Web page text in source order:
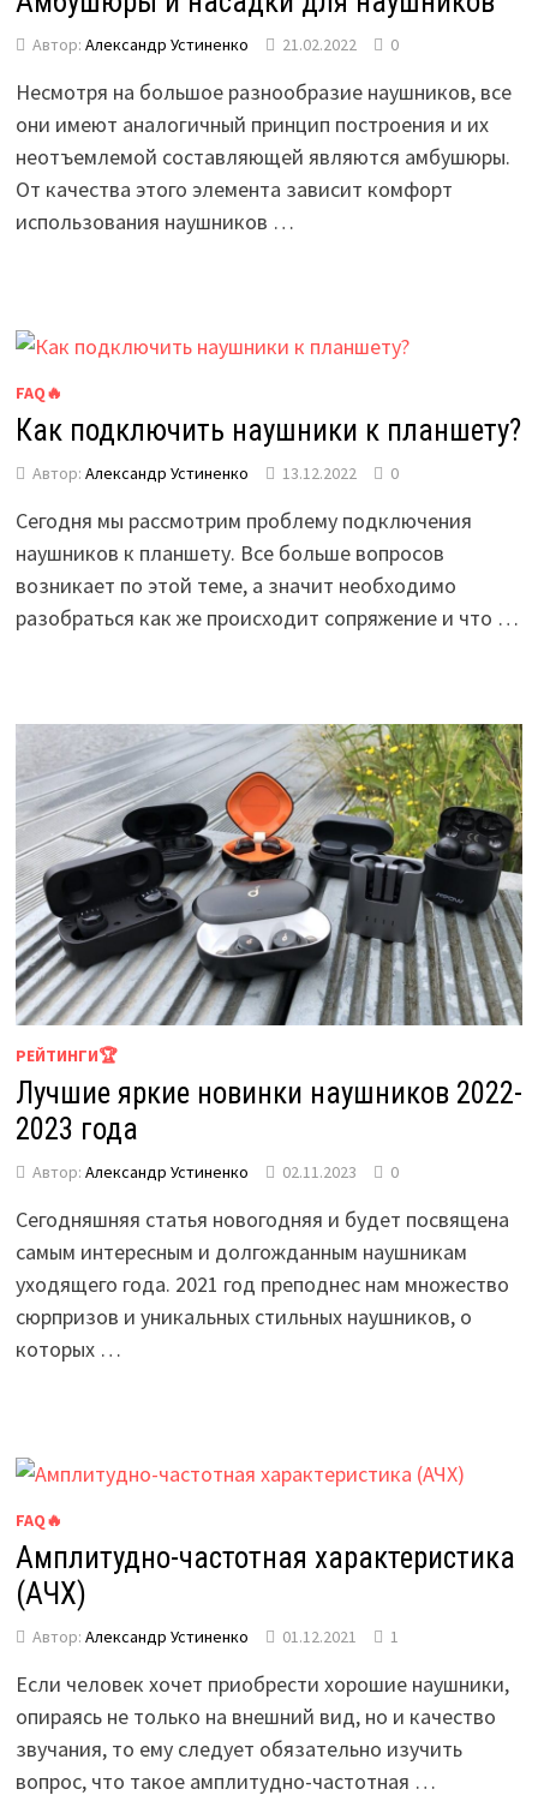
Автор: Александр Устиненко 21.02.2022 0
Несмотря на большое разнообразие наушников, все
они имеют аналогичный принцип построения и их
неотъемлемой составляющей являются амбушюры.
От качества этого элемента зависит комфорт
использования наушников …
FAQ🔥
Как подключить наушники к планшету?
Автор: Александр Устиненко 13.12.2022 0
Сегодня мы рассмотрим проблему подключения
наушников к планшету. Все больше вопросов
возникает по этой теме, а значит необходимо
разобраться как же происходит сопряжение и что …
РЕЙТИНГИ🏆
Лучшие яркие новинки наушников 2022-
2023 года
Автор: Александр Устиненко 02.11.2023 0
Сегодняшняя статья новогодняя и будет посвящена
самым интересным и долгожданным наушникам
уходящего года. 2021 год преподнес нам множество
сюрпризов и уникальных стильных наушников, о
которых …
FAQ🔥
Амплитудно-частотная характеристика
(АЧХ)
Автор: Александр Устиненко 01.12.2021 1
Если человек хочет приобрести хорошие наушники,
опираясь не только на внешний вид, но и качество
звучания, то ему следует обязательно изучить
вопрос, что такое амплитудно-частотная …